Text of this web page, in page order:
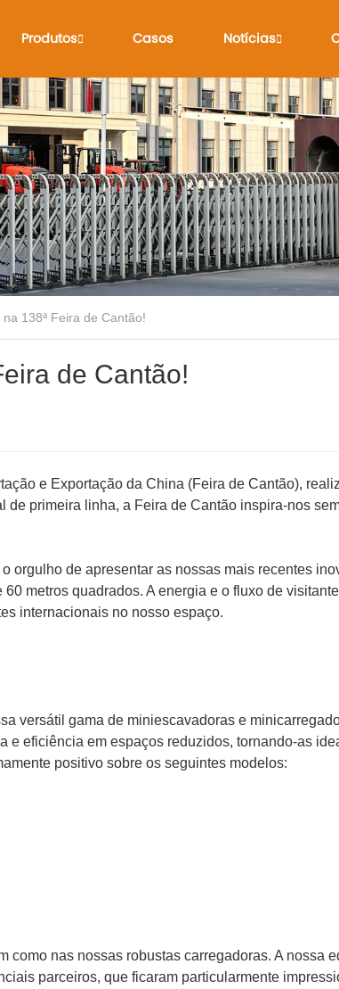
Produtos Casos Notícias
138ª Feira de Cantão!
de Cantão!
e Exportação da China (Feira de Cantão),
primeira linha, a Feira de Cantão inspira-nos
orgulho de apresentar as nossas mais recentes
metros quadrados. A energia e o fluxo de
internacionais no nosso espaço.
versátil gama de miniescavadoras e
e eficiência em espaços reduzidos, tornando-as
positivo sobre os seguintes modelos:
como nas nossas robustas carregadoras. A nossa
parceiros, que ficaram particularmente